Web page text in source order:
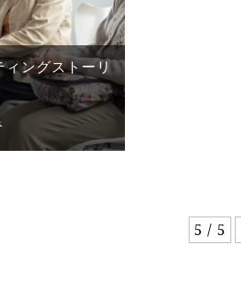
ィングストーリ
5 / 5